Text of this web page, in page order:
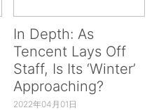
In Depth: As
Tencent Lays Off
Staff, Is Its ‘Winter’
Approaching?
2022年04月01日